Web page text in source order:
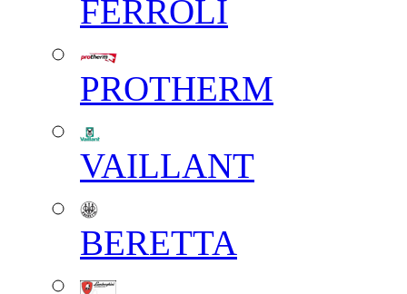
FERROLI
PROTHERM
VAILLANT
BERETTA